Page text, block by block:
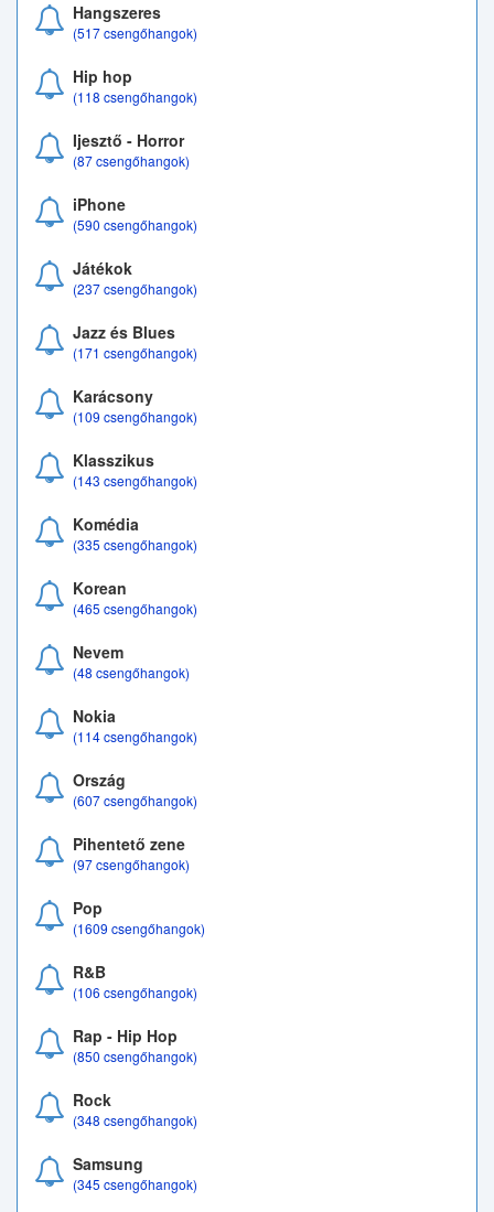
Hangszeres
(517 csengőhangok)
Hip hop
(118 csengőhangok)
Ijesztő - Horror
(87 csengőhangok)
iPhone
(590 csengőhangok)
Játékok
(237 csengőhangok)
Jazz és Blues
(171 csengőhangok)
Karácsony
(109 csengőhangok)
Klasszikus
(143 csengőhangok)
Komédia
(335 csengőhangok)
Korean
(465 csengőhangok)
Nevem
(48 csengőhangok)
Nokia
(114 csengőhangok)
Ország
(607 csengőhangok)
Pihentető zene
(97 csengőhangok)
Pop
(1609 csengőhangok)
R&B
(106 csengőhangok)
Rap - Hip Hop
(850 csengőhangok)
Rock
(348 csengőhangok)
Samsung
(345 csengőhangok)